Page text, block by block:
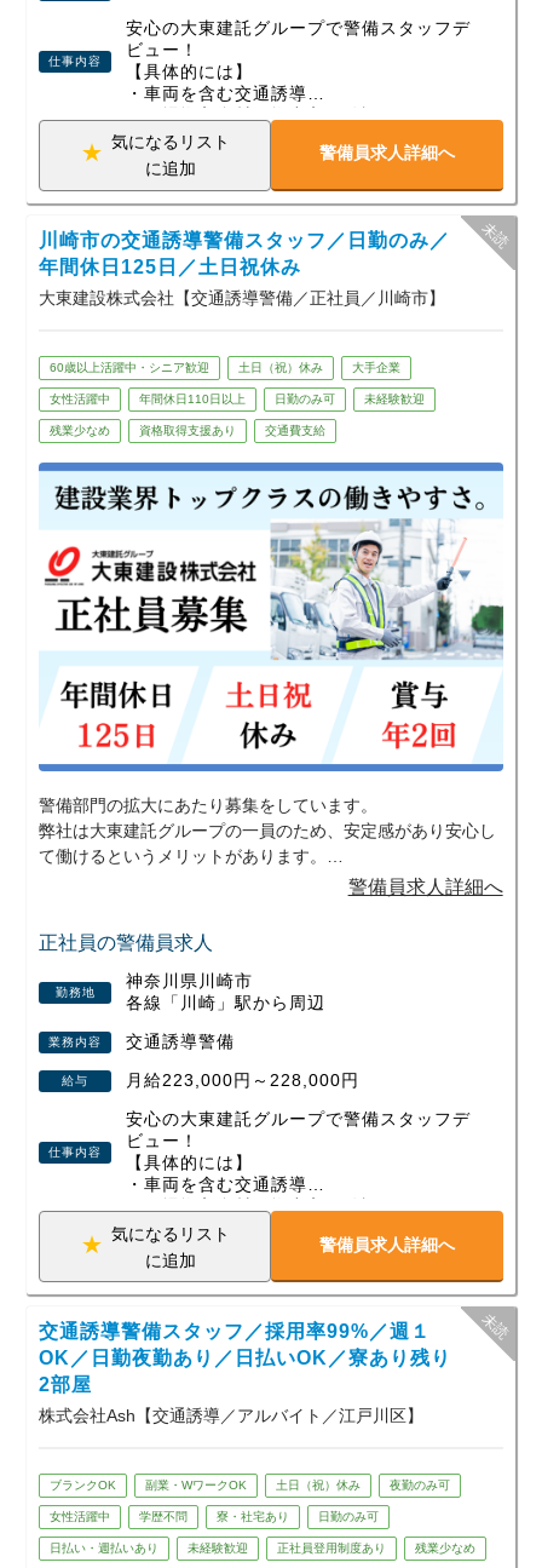
仕事内容
安心の大東建託グループで警備スタッフデ
ビュー！
【具体的には】
・車両を含む交通誘導
・近隣住人への対応 などの工場現場での
警備業務です。
【働きやすい環境】
１）正社員雇用のため天候によって給与が
左右されません。
２）年単位での案件に携わるため現場固定
で出勤先が日々変わったりしません。
３）年間休日125日あるのでプライベート
気になるリスト
に追加
警備員求人詳細へ
川崎市の交通誘導警備スタッフ／日勤のみ／
年間休日125日／土日祝休み
大東建設株式会社【交通誘導警備／正社員／川崎市】
正社員の警備員求人
勤務地
神奈川県川崎市
各線「川崎」駅から周辺
業務内容 交通誘導警備
給与 月給223,000円～228,000円
仕事内容
安心の大東建託グループで警備スタッフデ
ビュー！
【具体的には】
・車両を含む交通誘導
・現場搬入資材の搬出入の確認
・近隣住人への対応 などの工場現場での
警備業務です。
【働きやすい環境】
１）正社員雇用のため天候によって給与が
左右されません。
２）年単位での案件に携わるため現場固定
もしっかり充実！
60歳以上活躍中・シニア歓迎 土日（祝）休み 大手企業
女性活躍中 年間休日110日以上 日勤のみ可 未経験歓迎
残業少なめ 資格取得支援あり 交通費支給
警備部門の拡大にあたり募集をしています。
弊社は大東建託グループの一員のため、安定感があり安心し
て働けるというメリットがあります。
安定した環境で働きたい人や未経験から資格やスキルを身に
少しでも興味を持って頂けたら、是非ご応募ください。
警備員求人詳細へ
気になるリスト
に追加
警備員求人詳細へ
交通誘導警備スタッフ／採用率99%／週１
OK／日勤夜勤あり／日払いOK／寮あり残り
2部屋
株式会社Ash【交通誘導／アルバイト／江戸川区】
ブランクOK 副業・WワークOK 土日（祝）休み 夜勤のみ可
女性活躍中 学歴不問 寮・社宅あり 日勤のみ可
日払い・週払いあり 未経験歓迎 正社員登用制度あり 残業少なめ